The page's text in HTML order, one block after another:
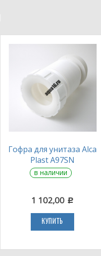
Гофра для унитаза Alca
Plast A97SN
в наличии
1 102,00 c
КУПИТЬ